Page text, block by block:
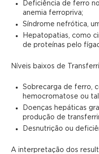
Deficiência de ferro
anemia ferropriva;
Síndrome nefrótica,
Hepatopatias, como
de proteínas pelo
Níveis baixos de
Sobrecarga de ferro,
hemocromatose ou
Doenças hepáticas
produção de
Desnutrição ou
A interpretação dos